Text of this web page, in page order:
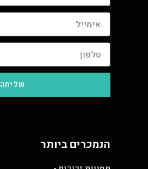
שליחה
הנמכרים ביותר